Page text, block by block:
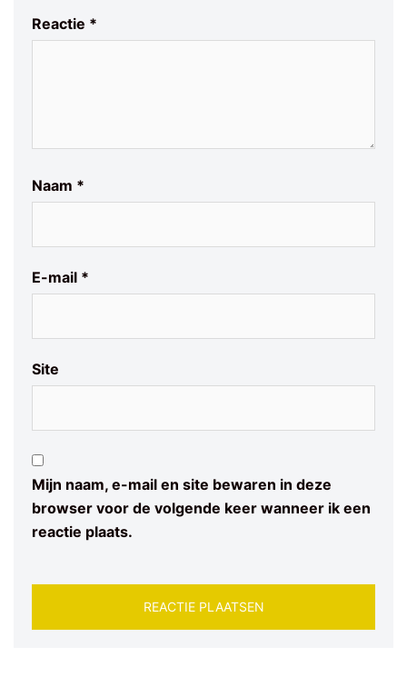
Reactie *
Naam *
E-mail *
Site
Mijn naam, e-mail en site bewaren in deze
browser voor de volgende keer wanneer ik een
reactie plaats.